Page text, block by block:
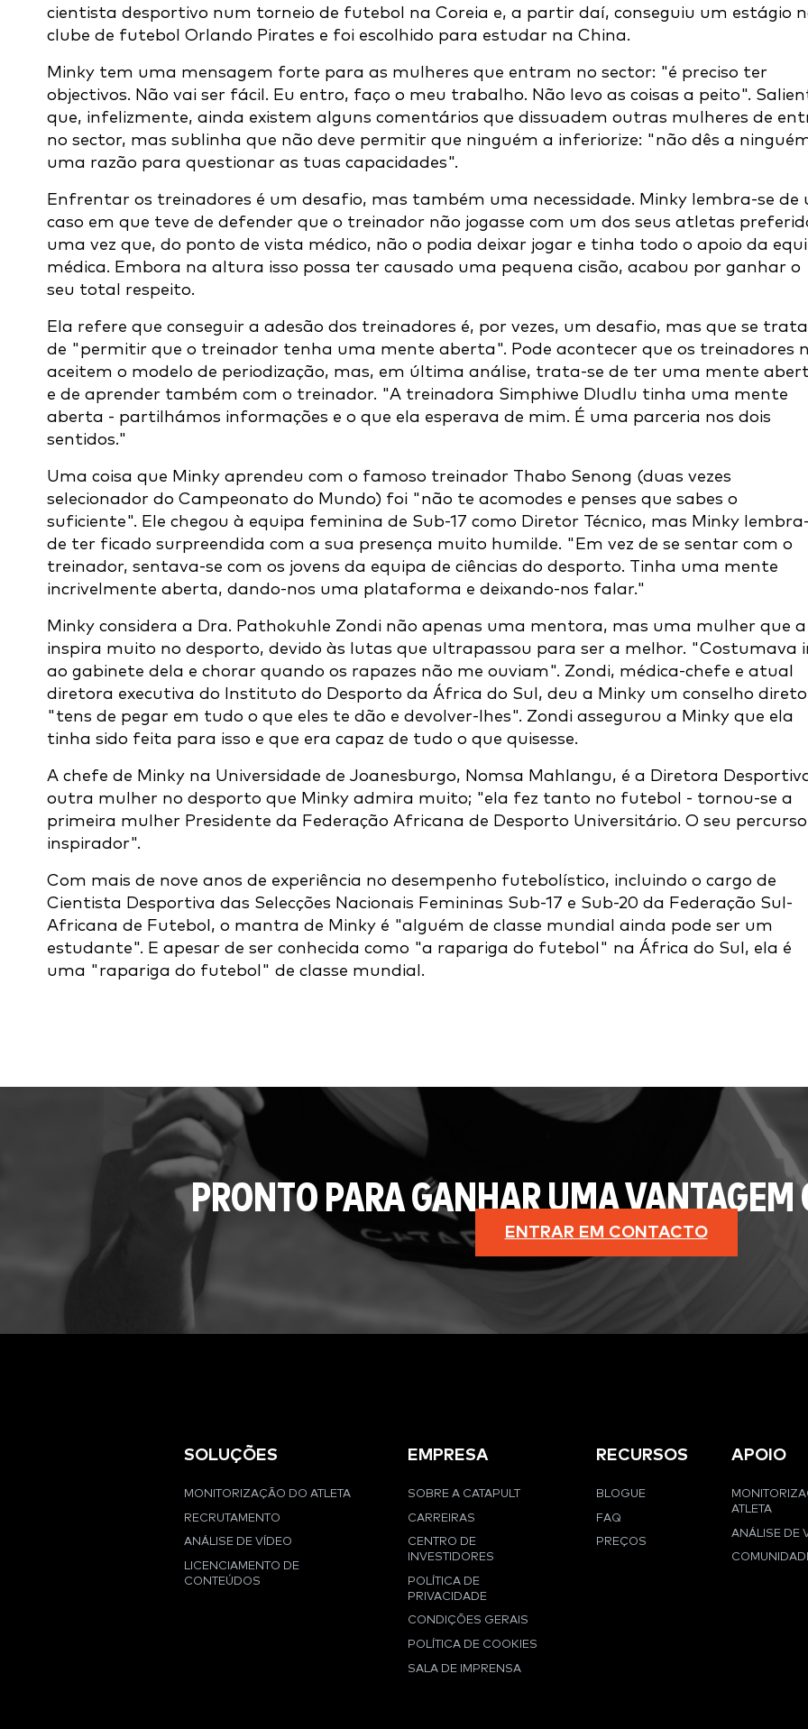
cientista desportivo num torneio de futebol na Coreia e, a partir daí, conseguiu um estágio
clube de futebol Orlando Pirates e foi escolhido para estudar na China.
Minky tem uma mensagem forte para as mulheres que entram no sector: "é preciso ter
objectivos. Não vai ser fácil. Eu entro, faço o meu trabalho. Não levo as coisas a peito".
que, infelizmente, ainda existem alguns comentários que dissuadem outras mulheres de
no sector, mas sublinha que não deve permitir que ninguém a inferiorize: "não dês a
uma razão para questionar as tuas capacidades".
Enfrentar os treinadores é um desafio, mas também uma necessidade. Minky lembra-se de
caso em que teve de defender que o treinador não jogasse com um dos seus atletas
uma vez que, do ponto de vista médico, não o podia deixar jogar e tinha todo o apoio da
médica. Embora na altura isso possa ter causado uma pequena cisão, acabou por ganhar o
seu total respeito.
Ela refere que conseguir a adesão dos treinadores é, por vezes, um desafio, mas que se trata
de "permitir que o treinador tenha uma mente aberta". Pode acontecer que os treinadores
aceitem o modelo de periodização, mas, em última análise, trata-se de ter uma mente
e de aprender também com o treinador. "A treinadora Simphiwe Dludlu tinha uma mente
aberta - partilhámos informações e o que ela esperava de mim. É uma parceria nos dois
sentidos."
Uma coisa que Minky aprendeu com o famoso treinador Thabo Senong (duas vezes
selecionador do Campeonato do Mundo) foi "não te acomodes e penses que sabes o
suficiente". Ele chegou à equipa feminina de Sub-17 como Diretor Técnico, mas Minky
de ter ficado surpreendida com a sua presença muito humilde. "Em vez de se sentar com o
treinador, sentava-se com os jovens da equipa de ciências do desporto. Tinha uma mente
incrivelmente aberta, dando-nos uma plataforma e deixando-nos falar."
Minky considera a Dra. Pathokuhle Zondi não apenas uma mentora, mas uma mulher que a
inspira muito no desporto, devido às lutas que ultrapassou para ser a melhor. "Costumava
ao gabinete dela e chorar quando os rapazes não me ouviam". Zondi, médica-chefe e atual
diretora executiva do Instituto do Desporto da África do Sul, deu a Minky um conselho
"tens de pegar em tudo o que eles te dão e devolver-lhes". Zondi assegurou a Minky que ela
tinha sido feita para isso e que era capaz de tudo o que quisesse.
A chefe de Minky na Universidade de Joanesburgo, Nomsa Mahlangu, é a Diretora
outra mulher no desporto que Minky admira muito; "ela fez tanto no futebol - tornou-se a
primeira mulher Presidente da Federação Africana de Desporto Universitário. O seu percurso
inspirador".
Com mais de nove anos de experiência no desempenho futebolístico, incluindo o cargo de
Cientista Desportiva das Selecções Nacionais Femininas Sub-17 e Sub-20 da Federação Sul-
Africana de Futebol, o mantra de Minky é "alguém de classe mundial ainda pode ser um
estudante". E apesar de ser conhecida como "a rapariga do futebol" na África do Sul, ela é
uma "rapariga do futebol" de classe mundial.
PRONTO PARA GANHAR UMA VANTAGEM
ENTRAR EM CONTACTO
SOLUÇÕES
MONITORIZAÇÃO DO ATLETA
RECRUTAMENTO
ANÁLISE DE VÍDEO
LICENCIAMENTO DE
CONTEÚDOS
EMPRESA
SOBRE A CATAPULT
CARREIRAS
CENTRO DE
INVESTIDORES
POLÍTICA DE
PRIVACIDADE
CONDIÇÕES GERAIS
POLÍTICA DE COOKIES
SALA DE IMPRENSA
RECURSOS
BLOGUE
FAQ
PREÇOS
APOIO
ATLETA
ANÁLISE DE